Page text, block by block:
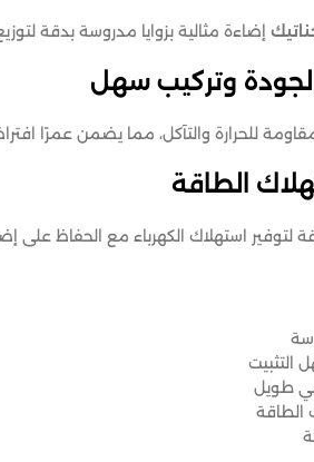
إضاءة مثالية بزوايا مدروسة بدقة
وتركيب سهل
للحرارة والتآكل، مما يضمن عمرًا
الطاقة
لتوفير استهلاك الكهرباء مع الحفاظ على
طويل
الطاقة